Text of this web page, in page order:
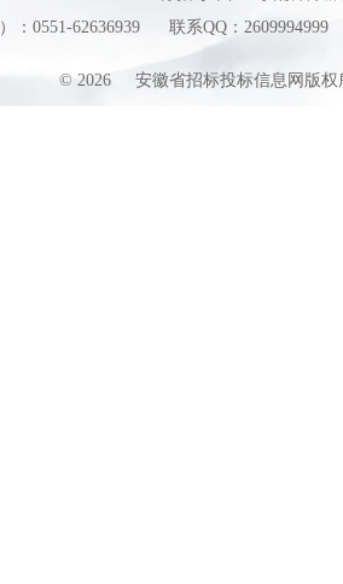
：0551-62636939
联系QQ：2609994999
© 2026 安徽省招标投标信息网版